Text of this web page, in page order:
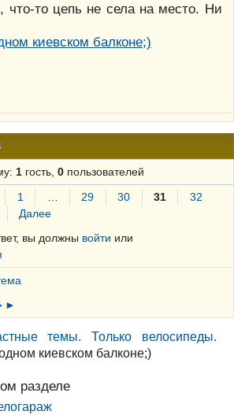
, что-то цепь не села на место. Ни
1гость, 0пользователей
1 … 29 30 31
32
Далее
вы должны войти или
темы. Только велосипеды.
киевском балконе;)
разделе